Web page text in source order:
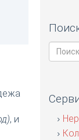
, и